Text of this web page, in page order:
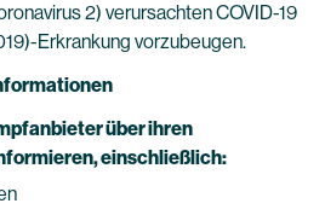
2) verursachten COVID-19
Erkrankung vorzubeugen.
über ihren
einschließlich: